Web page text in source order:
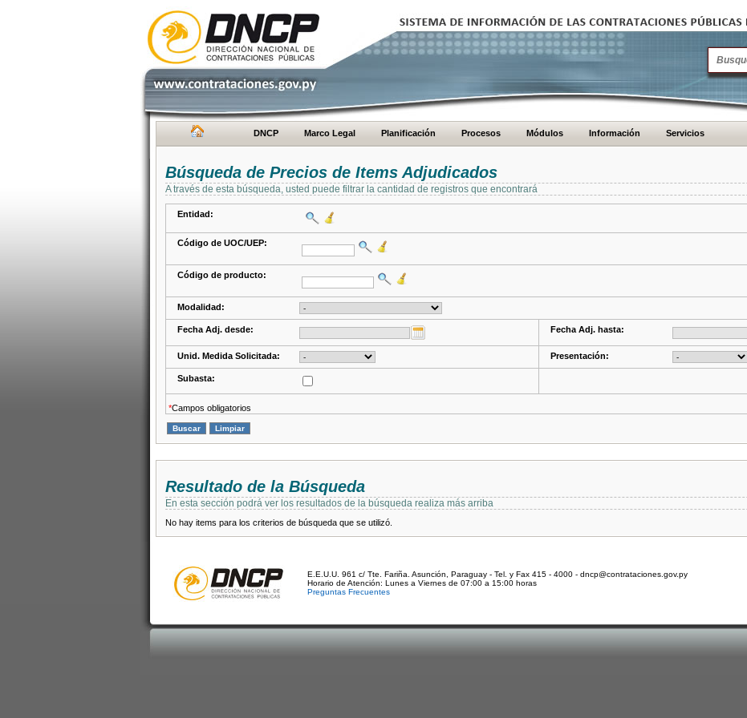
DNCP Marco Legal Planificación Procesos Módulos Información Servicios
Búsqueda de Precios de Items Adjudicados
A través de esta búsqueda, usted puede filtrar la cantidad de registros que encontrará
Entidad:
Código de UOC/UEP:
Código de producto:
Modalidad:
Fecha Adj. desde: Fecha Adj. hasta:
Unid. Medida Solicitada: Presentación:
Subasta:
*Campos obligatorios
Resultado de la Búsqueda
En esta sección podrá ver los resultados de la búsqueda realiza más arriba
No hay items para los criterios de búsqueda que se utilizó.
E.E.U.U. 961 c/ Tte. Fariña. Asunción, Paraguay - Tel. y Fax 415 - 4000 - dncp@contrataciones.gov.py
Horario de Atención: Lunes a Viernes de 07:00 a 15:00 horas
Preguntas Frecuentes